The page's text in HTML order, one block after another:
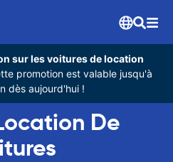
sur les voitures de location
promotion est valable jusqu'à
dès aujourd'hui !
De